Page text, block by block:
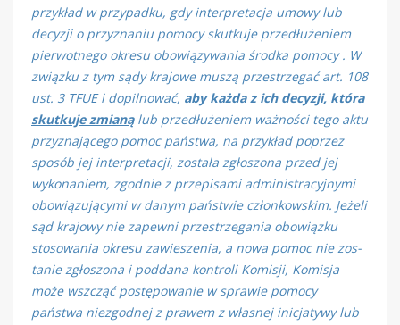
przykład w przypadku, gdy interpretacja umowy lub
decyzji o przyznaniu pomocy skutkuje przedłużeniem
pierwotnego okresu obowiązywania środka pomocy . W
związku z tym sądy krajowe muszą przestrzegać art. 108
ust. 3 TFUE i dopilnować, aby każda z ich decyzji, która
skutkuje zmianąlub przedłużeniem ważności tego aktu
przyznającego pomoc państwa, na przykład poprzez
sposób jej interpretacji, została zgłoszona przed jej
wykonaniem, zgodnie z przepisami administra­cyjnymi
obowiązującymi w danym państwie członkowskim. Jeżeli
sąd krajowy nie zapewni przestrzegania obowiązku
stosowania okresu zawieszenia, a nowa pomoc nie zos­
tanie zgłoszona i poddana kontroli Komisji, Komisja
może wszcząć postępowanie w sprawie pomocy
państwa niezgodnej z prawem z własnej inicjatywy lub